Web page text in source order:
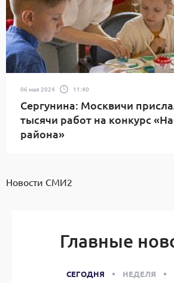
06 мая 2024 11:40
Сергунина: Москвичи
тысячи работ на конкурс
района»
Новости СМИ2
Главные
СЕГОДНЯ НЕДЕЛЯ